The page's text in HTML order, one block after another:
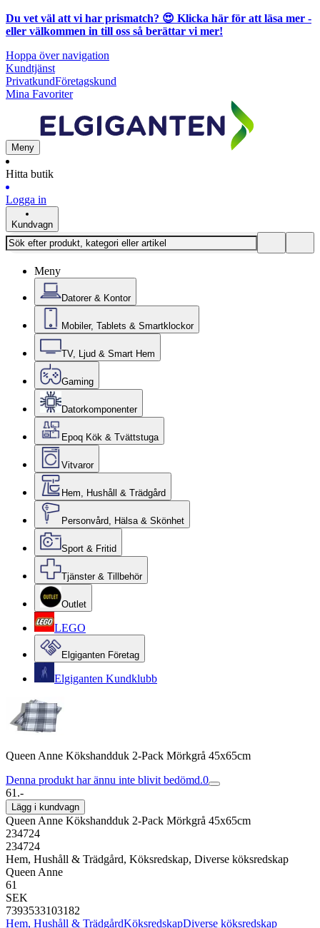
Du vet väl att vi har prismatch? 😍 Klicka här för att läsa mer -
eller välkommen in till oss så berättar vi mer!
Hoppa över navigation
Kundtjänst
PrivatkundFöretagskund
Mina Favoriter
Meny
Hitta butik
Logga in
Kundvagn
Meny
Datorer & Kontor
Mobiler, Tablets & Smartklockor
TV, Ljud & Smart Hem
Gaming
Datorkomponenter
Epoq Kök & Tvättstuga
Vitvaror
Hem, Hushåll & Trädgård
Personvård, Hälsa & Skönhet
Sport & Fritid
Tjänster & Tillbehör
Outlet
LEGO
Elgiganten Företag
Elgiganten Kundklubb
Queen Anne Kökshandduk 2-Pack Mörkgrå 45x65cm
Denna produkt har ännu inte blivit bedömd.0
61.-
Lägg i kundvagn
Queen Anne Kökshandduk 2-Pack Mörkgrå 45x65cm
234724
234724
Hem, Hushåll & Trädgård, Köksredskap, Diverse köksredskap
Queen Anne
61
SEK
7393533103182
Hem, Hushåll & TrädgårdKöksredskapDiverse köksredskap